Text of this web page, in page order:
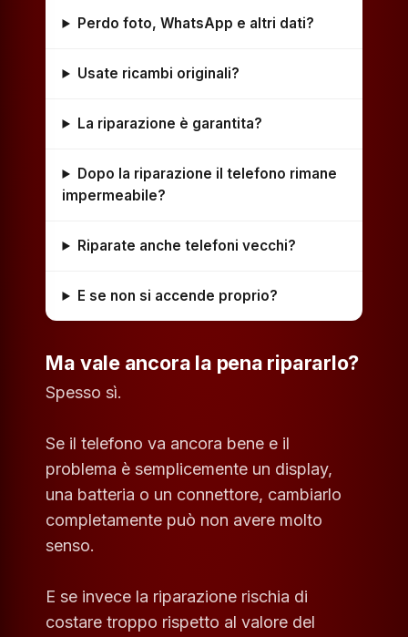
Perdo foto, WhatsApp e altri dati?
Usate ricambi originali?
La riparazione è garantita?
Dopo la riparazione il telefono rimane
impermeabile?
Riparate anche telefoni vecchi?
E se non si accende proprio?
Ma vale ancora la pena ripararlo?
Spesso sì.
Se il telefono va ancora bene e il
problema è semplicemente un display,
una batteria o un connettore, cambiarlo
completamente può non avere molto
senso.
E se invece la riparazione rischia di
costare troppo rispetto al valore del